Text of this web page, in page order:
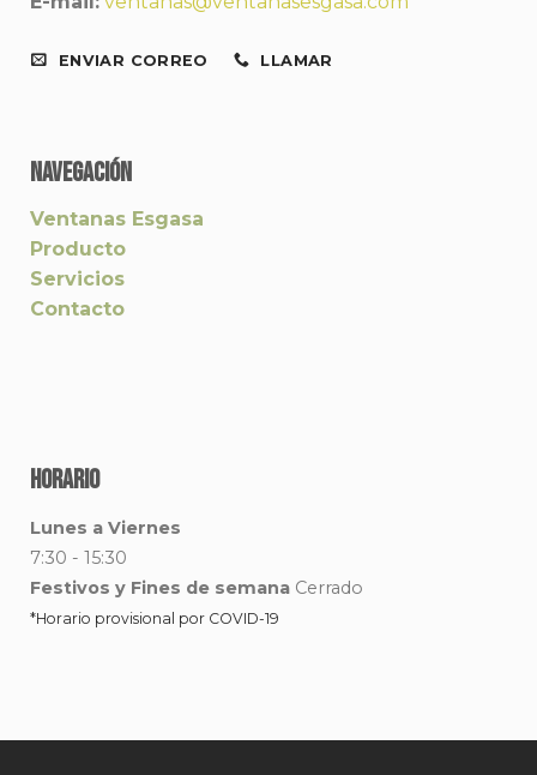
ENVIAR CORREO LLAMAR
NAVEGACIÓN
Ventanas Esgasa
Producto
Servicios
Contacto
Horario
Lunes a Viernes
7:30 - 15:30
Festivos y Fines de semana Cerrado
*Horario provisional por COVID-19